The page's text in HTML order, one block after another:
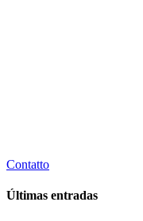
Contatto
Últimas entradas